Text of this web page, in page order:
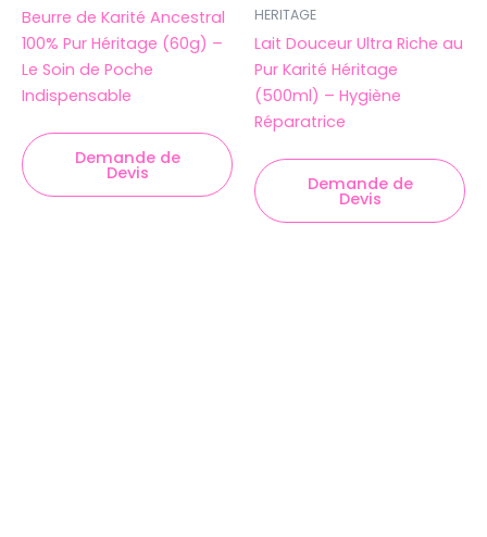
Beurre de Karité Ancestral
100% Pur Héritage (60g) –
Le Soin de Poche
Indispensable
Demande de
Devis
HERITAGE
Lait Douceur Ultra Riche au
Pur Karité Héritage
(500ml) – Hygiène
Réparatrice
Demande de
Devis